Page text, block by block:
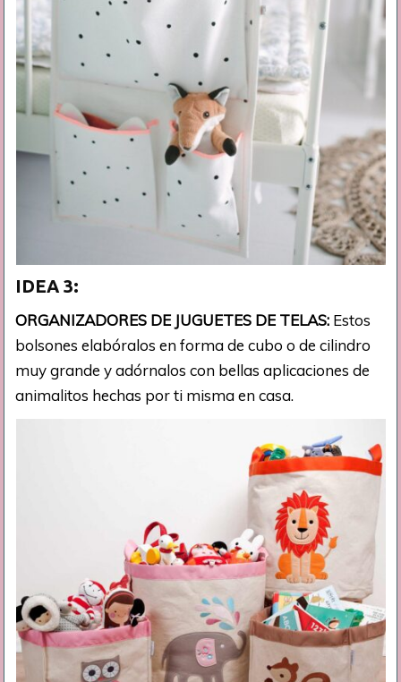
IDEA 3:
ORGANIZADORES DE JUGUETES DE TELAS: Estos
bolsones elabóralos en forma de cubo o de cilindro
muy grande y adórnalos con bellas aplicaciones de
animalitos hechas por ti misma en casa.